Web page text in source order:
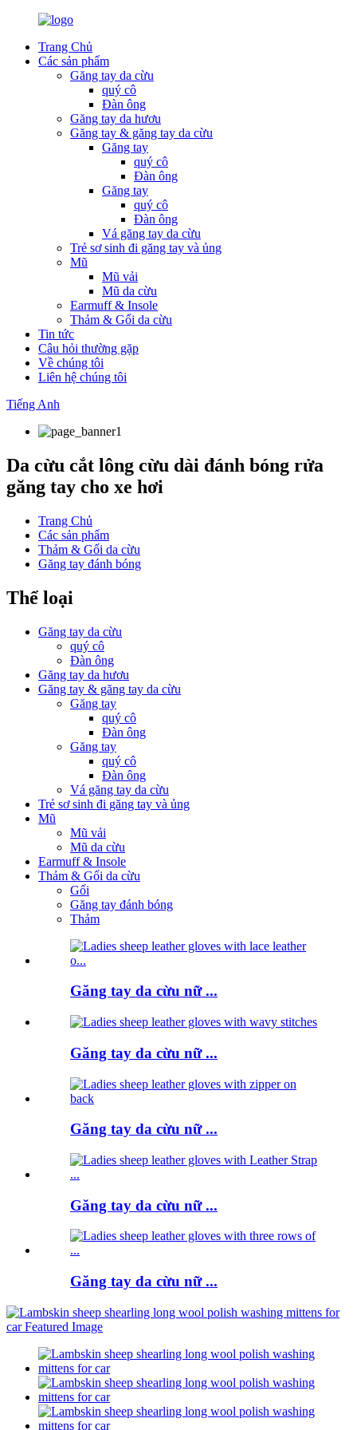
Trang Chủ
Các sản phẩm
Găng tay da cừu
quý cô
Đàn ông
Găng tay da hươu
Găng tay & găng tay da cừu
Găng tay
quý cô
Đàn ông
Găng tay
quý cô
Đàn ông
Vá găng tay da cừu
Trẻ sơ sinh đi găng tay và ủng
Mũ
Mũ vải
Mũ da cừu
Earmuff & Insole
Thảm & Gối da cừu
Tin tức
Câu hỏi thường gặp
Về chúng tôi
Liên hệ chúng tôi
Tiếng Anh
Da cừu cắt lông cừu dài đánh bóng rửa
găng tay cho xe hơi
Trang Chủ
Các sản phẩm
Thảm & Gối da cừu
Găng tay đánh bóng
Thể loại
Găng tay da cừu
quý cô
Đàn ông
Găng tay da hươu
Găng tay & găng tay da cừu
Găng tay
quý cô
Đàn ông
Găng tay
quý cô
Đàn ông
Vá găng tay da cừu
Trẻ sơ sinh đi găng tay và ủng
Mũ
Mũ vải
Mũ da cừu
Earmuff & Insole
Thảm & Gối da cừu
Gối
Găng tay đánh bóng
Thảm
Găng tay da cừu nữ ...
Găng tay da cừu nữ ...
Găng tay da cừu nữ ...
Găng tay da cừu nữ ...
Găng tay da cừu nữ ...